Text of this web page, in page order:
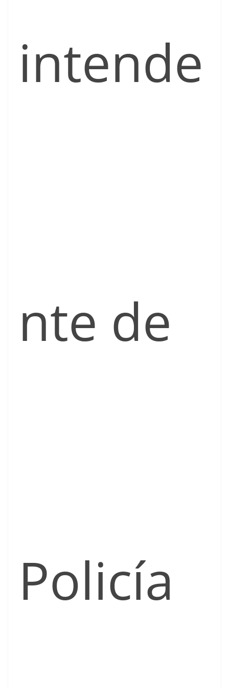
intende
nte de
Policía